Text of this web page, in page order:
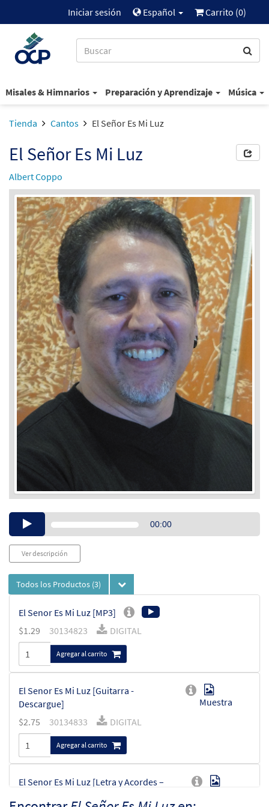
Iniciar sesión Español Carrito (0)
Misales & Himnarios Preparación y Aprendizaje Música
Tienda Cantos El Señor Es Mi Luz
El Señor Es Mi Luz
Albert Coppo
Audio00:00
Ver descripción
Todos los Productos (3)
El Senor Es Mi Luz [MP3]
$1.29 30134823 DIGITAL
Agregar al carrito
El Senor Es Mi Luz [Guitarra -
Descargue]
Muestra
$2.75 30134833 DIGITAL
Agregar al carrito
El Senor Es Mi Luz [Letra y Acordes –